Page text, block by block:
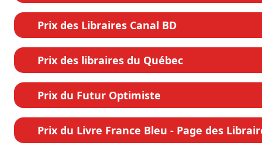
Prix des Libraires Canal BD
Prix des libraires du Québec
Prix du Futur Optimiste
Prix du Livre France Bleu - Page des